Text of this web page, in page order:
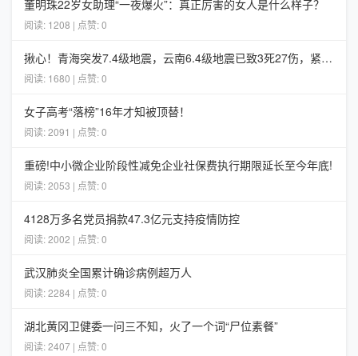
董明珠22岁女助理“一夜爆火”：真正厉害的女人是什么样子？
阅读: 1208 | 点赞: 0
揪心！青海突发7.4级地震，云南6.4级地震已致3死27伤，紧急救援火速推进
阅读: 1680 | 点赞: 0
女子高考“落榜”16年才知被顶替！
阅读: 2091 | 点赞: 0
重磅!中小微企业阶段性减免企业社保费执行期限延长至今年底!
阅读: 2053 | 点赞: 0
4128万多名党员捐款47.3亿元支持疫情防控
阅读: 2002 | 点赞: 0
武汉肺炎全国累计确诊病例超万人
阅读: 2284 | 点赞: 0
湖北黄冈卫健委一问三不知，火了一个词“尸位素餐”
阅读: 2407 | 点赞: 0